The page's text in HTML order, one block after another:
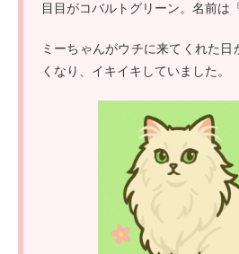
目目がコバルトグリーン。名前は
ミーちゃんがウチに来てくれた日
くなり、イキイキしていました。